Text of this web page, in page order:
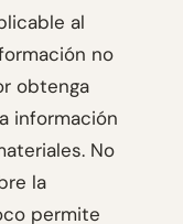
al
no
obtenga
información
No
la
permite